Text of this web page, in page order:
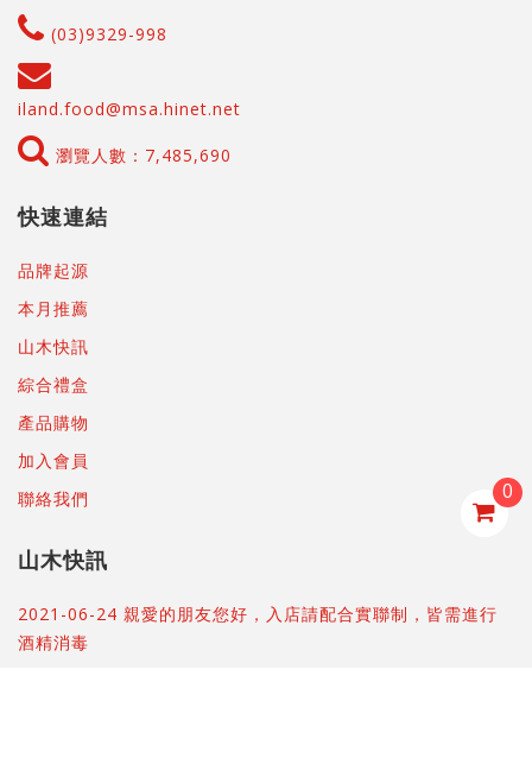
0
(03)9329-998
iland.food@msa.hinet.net
瀏覽人數：7,485,690
快速連結
品牌起源
本月推薦
山木快訊
綜合禮盒
產品購物
加入會員
聯絡我們
山木快訊
2021-06-24 親愛的朋友您好，入店請配合實聯制，皆需進行
酒精消毒